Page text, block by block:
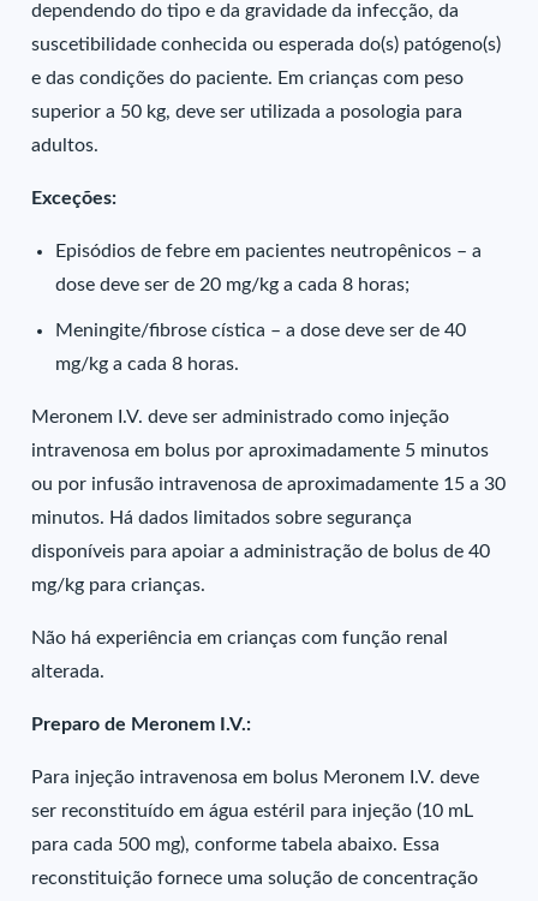
dependendo do tipo e da gravidade da infecção, da
suscetibilidade conhecida ou esperada do(s) patógeno(s)
e das condições do paciente. Em crianças com peso
superior a 50 kg, deve ser utilizada a posologia para
adultos.
Exceções:
Episódios de febre em pacientes neutropênicos – a
dose deve ser de 20 mg/kg a cada 8 horas;
Meningite/fibrose cística – a dose deve ser de 40
mg/kg a cada 8 horas.
Meronem I.V. deve ser administrado como injeção
intravenosa em bolus por aproximadamente 5 minutos
ou por infusão intravenosa de aproximadamente 15 a 30
minutos. Há dados limitados sobre segurança
disponíveis para apoiar a administração de bolus de 40
mg/kg para crianças.
Não há experiência em crianças com função renal
alterada.
Preparo de Meronem I.V.:
Para injeção intravenosa em bolus Meronem I.V. deve
ser reconstituído em água estéril para injeção (10 mL
para cada 500 mg), conforme tabela abaixo. Essa
reconstituição fornece uma solução de concentração